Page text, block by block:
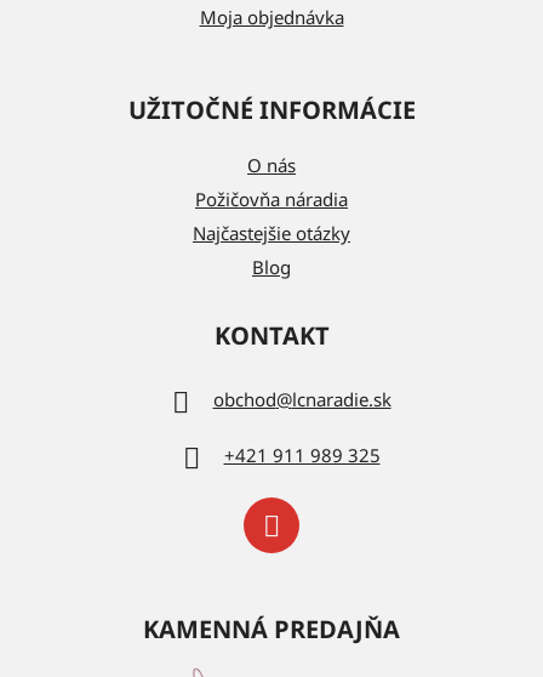
Moja objednávka
UŽITOČNÉ INFORMÁCIE
O nás
Požičovňa náradia
Najčastejšie otázky
Blog
KONTAKT
obchod@lcnaradie.sk
+421 911 989 325
KAMENNÁ PREDAJŇA